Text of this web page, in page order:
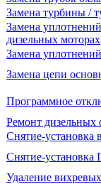
Замена турбины /
Замена
дизельных моторах
Замена
Замена цепи
Программное
Ремонт дизельных
Снятие-установка
Снятие-установка
Удаление